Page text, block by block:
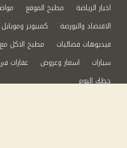
اخبار الرياضة
مطبخ الموقع
الاقتصاد والبورصة
كمبيوتر وموبايل
فيديوهات فضائيات
مطبخ الاكل
سيارات
اسعار وعروض عقارات
حظك اليوم